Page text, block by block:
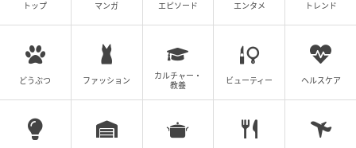
トップ マンガ エピソード エンタメ トレンド
どうぶつ ファッション
カルチャー・
教養
ビューティー ヘルスケア